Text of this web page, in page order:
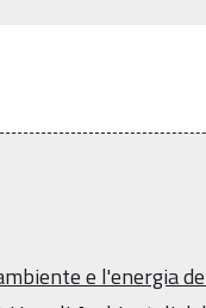
e l'energia